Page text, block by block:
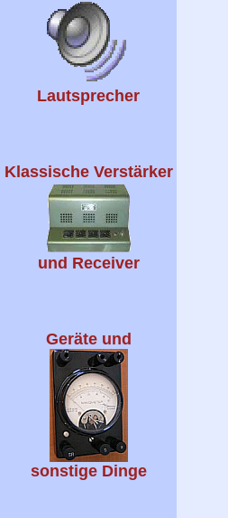
Lautsprecher
Klassische Verstärker
und Receiver
Geräte und
sonstige Dinge